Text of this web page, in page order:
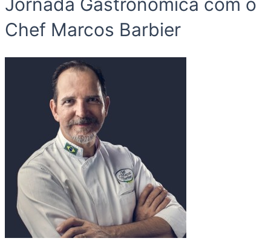
Chef Marcos Barbier